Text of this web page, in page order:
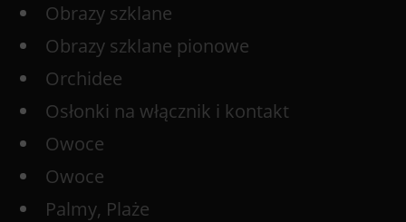
Obrazy szklane
Obrazy szklane pionowe
Orchidee
Osłonki na włącznik i kontakt
Owoce
Owoce
Palmy, Plaże